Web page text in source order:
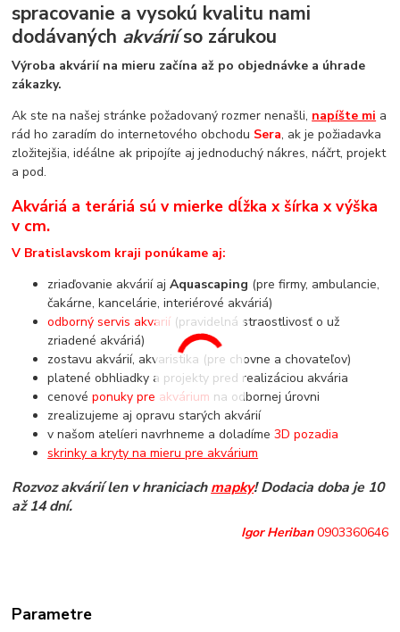
spracovanie a vysokú kvalitu nami
dodávaných akváriíso zárukou
Výroba akvárií na mieru začína až po objednávke a úhrade
zákazky.
Ak ste na našej stránke požadovaný rozmer nenašli, napíšte mi a
rád ho zaradím do internetového obchodu Sera, ak je požiadavka
zložitejšia, idéálne ak pripojíte aj jednoduchý nákres, náčrt, projekt
a pod.
Akváriá a teráriá sú v mierke dĺžka x šírka x výška
v cm.
V Bratislavskom kraji ponúkame aj:
zriaďovanie akvárií ajAquascaping (pre firmy, ambulancie,
čakárne, kancelárie, interiérové akváriá)
odborný servis akvarií (pravidelná straostlivosť o už
zriadené akváriá)
zostavu akvárií, akvaristika (pre chovne a chovateľov)
platené obhliadky a projekty pred realizáciou akvária
cenovéponuky pre akvárium na odbornej úrovni
zrealizujeme aj opravu starých akvárií
v našom atelíeri navrhneme a doladíme3D pozadia
skrinky a kryty na mieru pre akvárium
Rozvoz akvárií len v hraniciachmapky! Dodacia doba je 10
až 14 dní.
Igor Heriban0903360646
Parametre